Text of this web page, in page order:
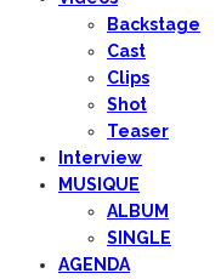
Backstage
Cast
Clips
Shot
Teaser
Interview
MUSIQUE
ALBUM
SINGLE
AGENDA